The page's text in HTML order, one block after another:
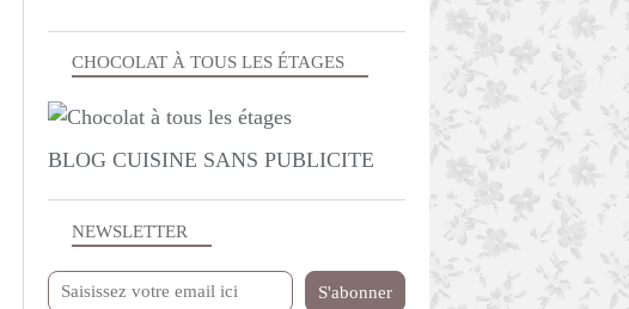
NEWSLETTER
CHOCOLAT À TOUS LES ÉTAGES
BLOG CUISINE SANS PUBLICITE